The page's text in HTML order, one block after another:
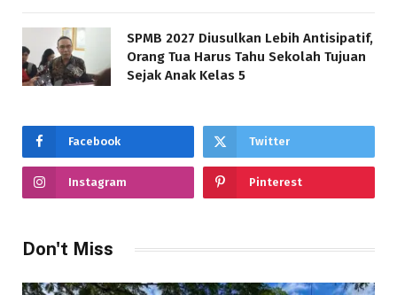
SPMB 2027 Diusulkan Lebih Antisipatif,
Orang Tua Harus Tahu Sekolah Tujuan
Sejak Anak Kelas 5
Facebook Twitter
Instagram Pinterest
Don't Miss